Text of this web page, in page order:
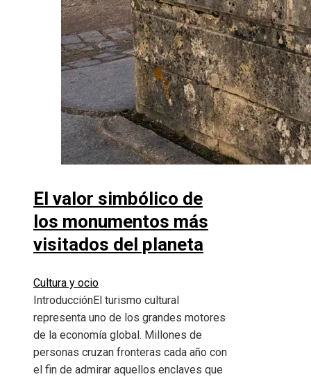
El valor simbólico de
los monumentos más
visitados del planeta
Cultura y ocio
IntroducciónEl turismo cultural
representa uno de los grandes motores
de la economía global. Millones de
personas cruzan fronteras cada año con
el fin de admirar aquellos enclaves que